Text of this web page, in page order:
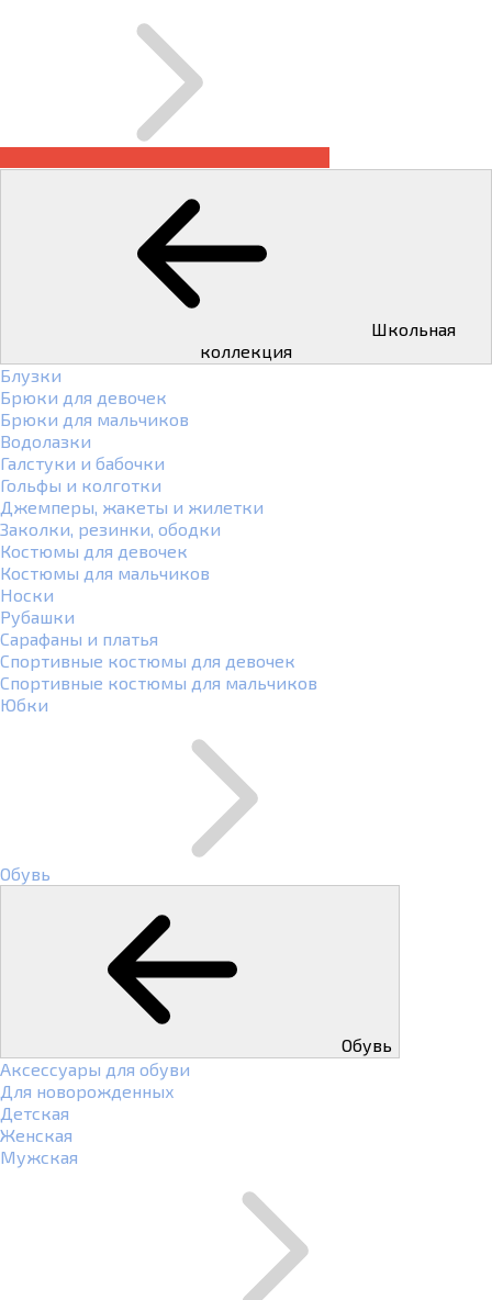
коллекция
Блузки
Брюки для девочек
Брюки для мальчиков
Водолазки
Галстуки и бабочки
Гольфы и колготки
Джемперы, жакеты и жилетки
Заколки, резинки, ободки
Костюмы для девочек
Костюмы для мальчиков
Носки
Рубашки
Сарафаны и платья
Спортивные костюмы для девочек
Спортивные костюмы для мальчиков
Юбки
Обувь
Обувь
Аксессуары для обуви
Для новорожденных
Детская
Женская
Мужская